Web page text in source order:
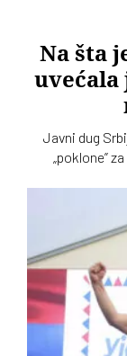
Na šta
uvećala
Javni dug
„poklone”